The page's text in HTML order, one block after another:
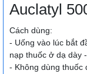
Auclatyl
Cách dùng:
- Uống vào lúc bắt
nạp thuốc ở dạ dày
- Không dùng thuốc